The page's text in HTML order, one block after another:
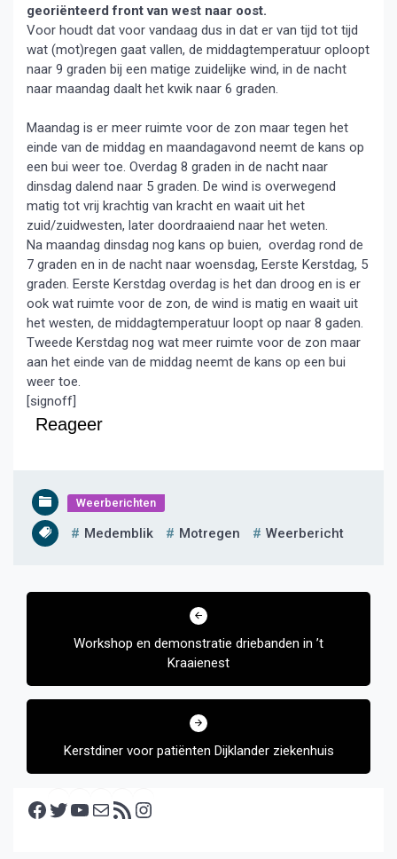
georiënteerd front van west naar oost.
Voor houdt dat voor vandaag dus in dat er van tijd tot tijd
wat (mot)regen gaat vallen, de middagtemperatuur oploopt
naar 9 graden bij een matige zuidelijke wind, in de nacht
naar maandag daalt het kwik naar 6 graden.
Maandag is er meer ruimte voor de zon maar tegen het
einde van de middag en maandagavond neemt de kans op
een bui weer toe. Overdag 8 graden in de nacht naar
dinsdag dalend naar 5 graden. De wind is overwegend
matig tot vrij krachtig van kracht en waait uit het
zuid/zuidwesten, later doordraaiend naar het weten.
Na maandag dinsdag nog kans op buien, overdag rond de
7 graden en in de nacht naar woensdag, Eerste Kerstdag, 5
graden. Eerste Kerstdag overdag is het dan droog en is er
ook wat ruimte voor de zon, de wind is matig en waait uit
het westen, de middagtemperatuur loopt op naar 8 gaden.
Tweede Kerstdag nog wat meer ruimte voor de zon maar
aan het einde van de middag neemt de kans op een bui
weer toe.
[signoff]
Reageer
Weerberichten
Medemblik Motregen Weerbericht
Bericht
Workshop en demonstratie driebanden in ’t
Kraaienest
Kerstdiner voor patiënten Dijklander ziekenhuis
Facebook Twitter YouTube E-mail RSS feed